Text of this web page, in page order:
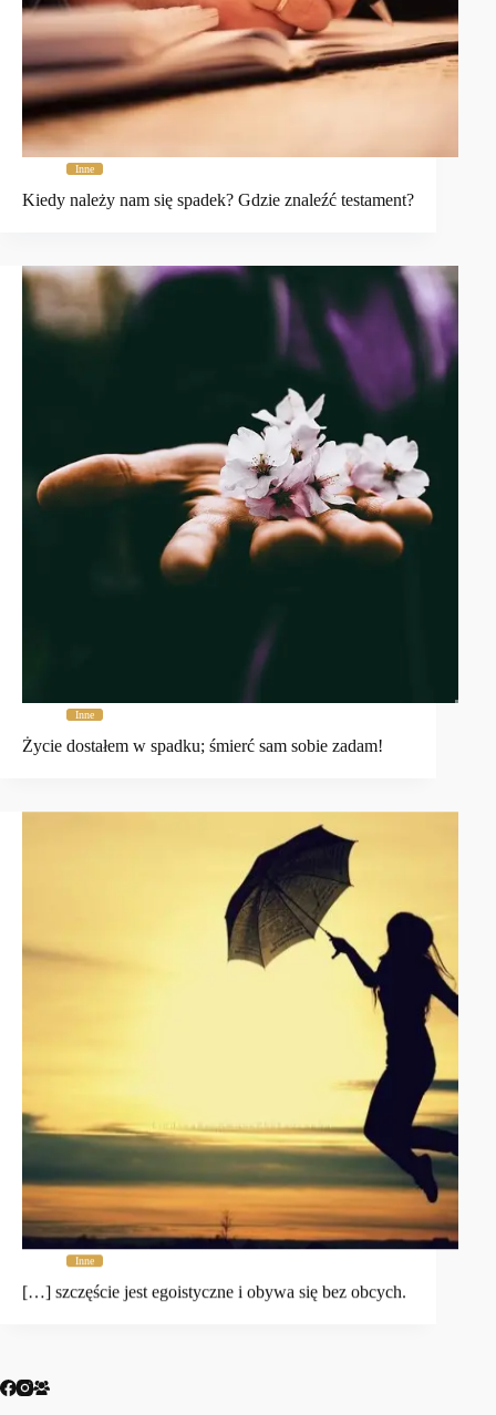
Inne
Kiedy należy nam się spadek? Gdzie znaleźć testament?
Inne
Życie dostałem w spadku; śmierć sam sobie zadam!
Inne
[…] szczęście jest egoistyczne i obywa się bez obcych.